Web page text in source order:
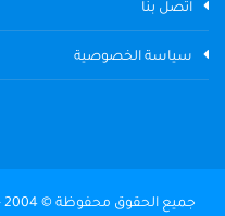
اتصل بنا
سياسة الخصوصية